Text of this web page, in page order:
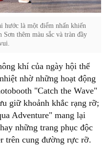
hước là một điểm nhấn khiến
Sơn thêm màu sắc và tràn đầy
khí của ngày hội thể
nhờ những hoạt động
"Catch the Wave"
giữ khoảnh khắc rạng rỡ;
Adventure" mang lại
những trang phục độc
trên cung đường rực rỡ.